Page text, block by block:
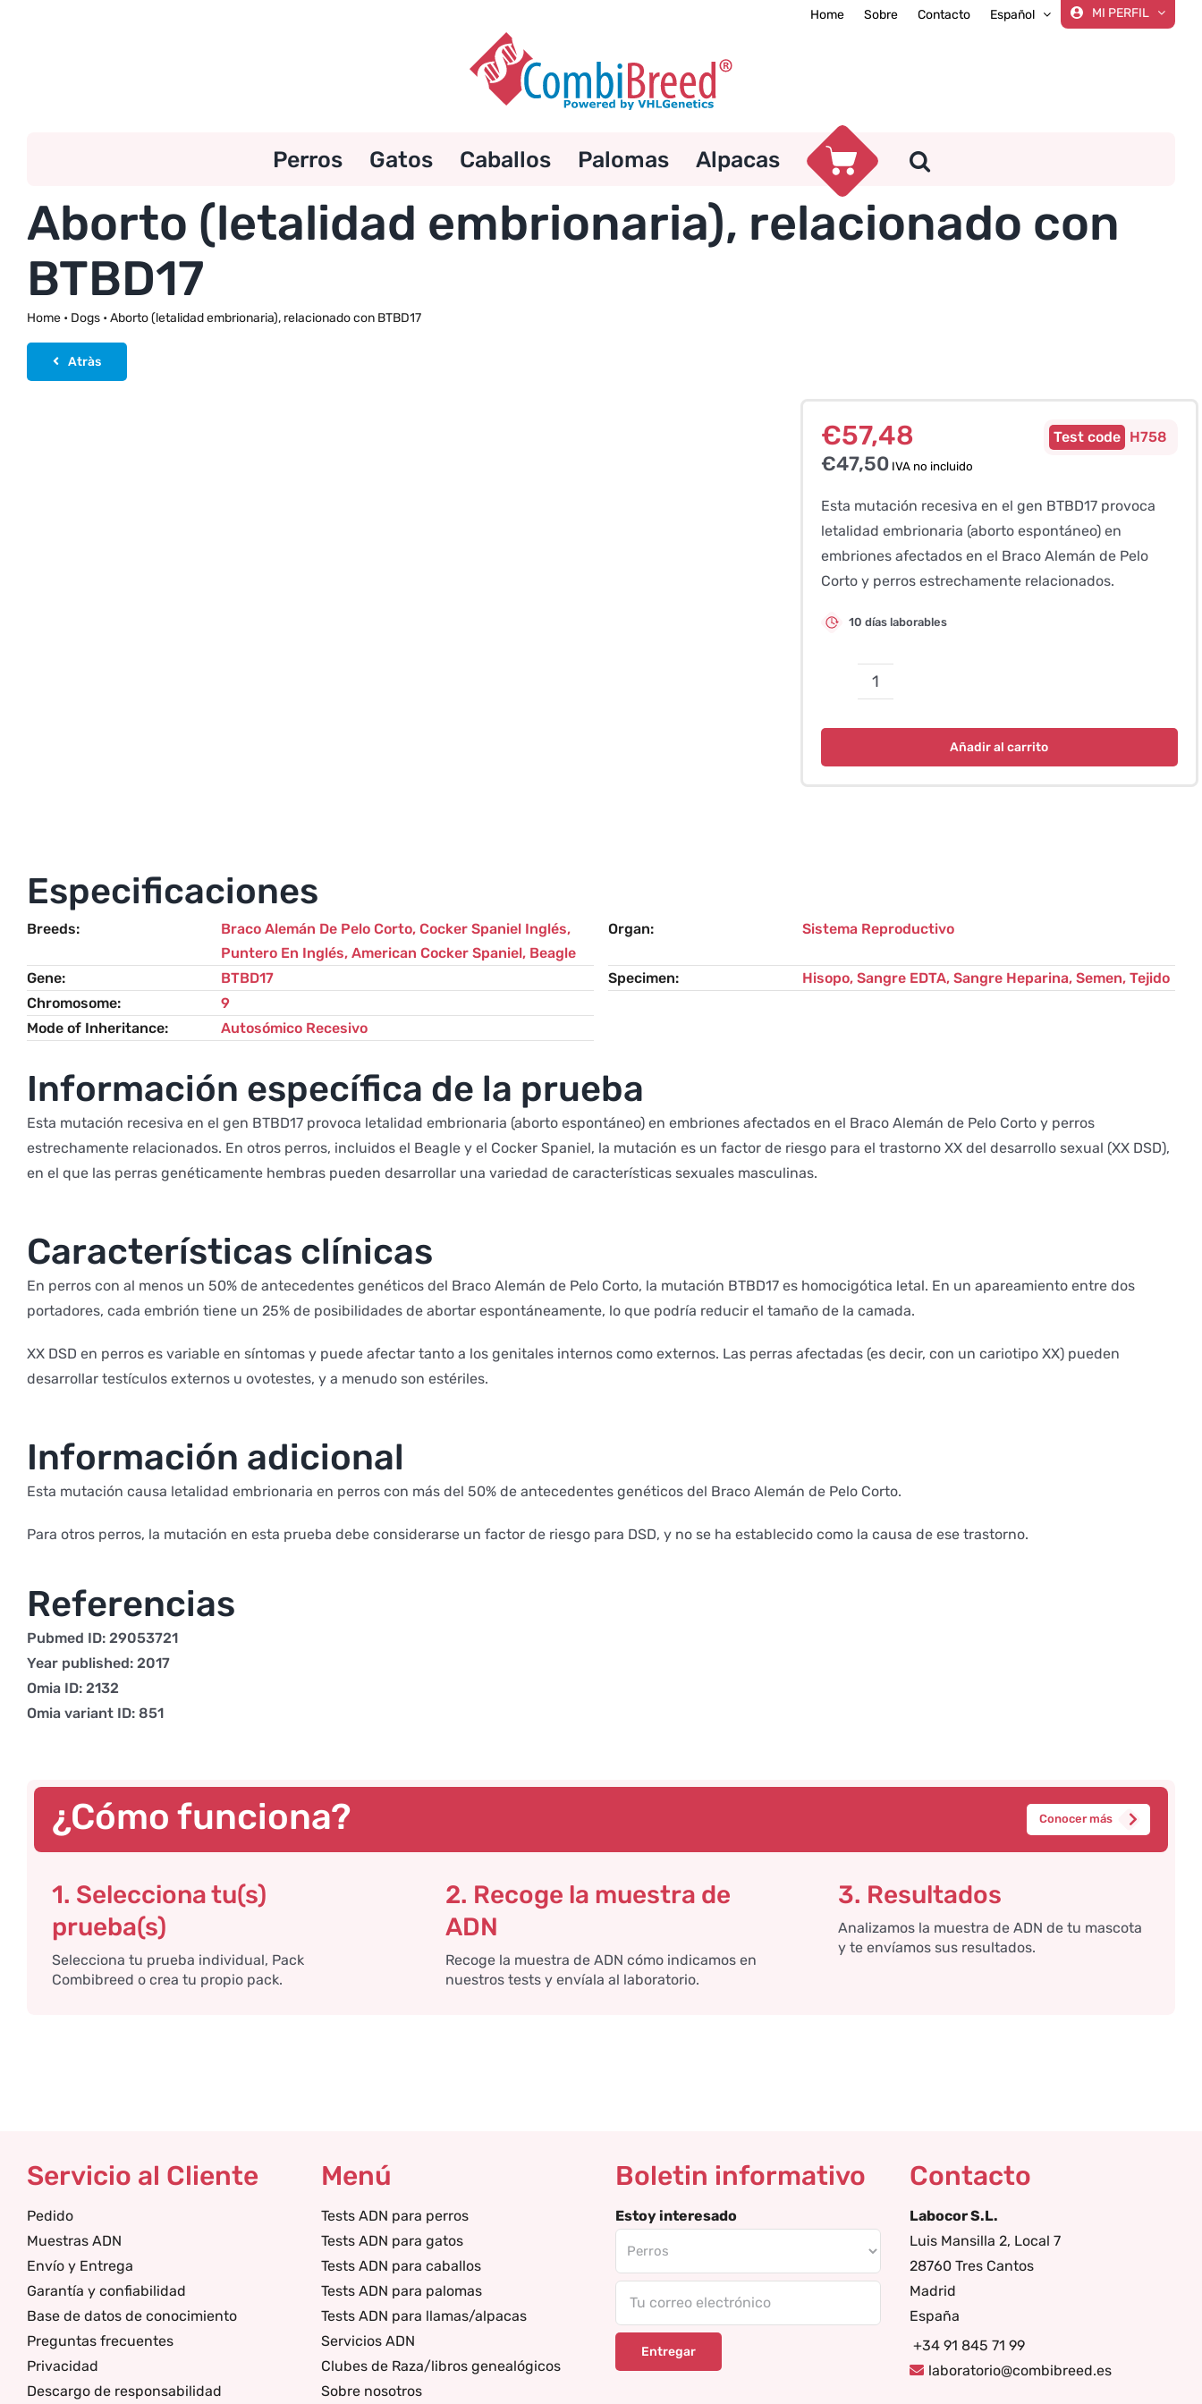
Home Sobre Contacto Español MI PERFIL
Perros Gatos Caballos Palomas Alpacas
Aborto (letalidad embrionaria), relacionado con
BTBD17
Home• Dogs• Aborto (letalidad embrionaria), relacionado con BTBD17
Atràs
€57,48
€47,50IVA no incluido
H758
Esta mutación recesiva en el gen BTBD17 provoca
letalidad embrionaria (aborto espontáneo) en
embriones afectados en el Braco Alemán de Pelo
Corto y perros estrechamente relacionados.
10 días laborables
Aborto
embrionaria),
relacionado
Añadir al carrito
Especificaciones
Breeds Braco Alemán De Pelo Corto, Cocker Spaniel Inglés,
Puntero En Inglés, American Cocker Spaniel, Beagle
Gene
BTBD17
Chromosome
9
Mode of Inheritance
Autosómico Recesivo
Organ Sistema Reproductivo
Specimen Hisopo, Sangre EDTA, Sangre Heparina, Semen, Tejido
Información específica de la prueba
Esta mutación recesiva en el gen BTBD17 provoca letalidad embrionaria (aborto espontáneo) en embriones afectados en el Braco Alemán de Pelo Corto y perros
estrechamente relacionados. En otros perros, incluidos el Beagle y el Cocker Spaniel, la mutación es un factor de riesgo para el trastorno XX del desarrollo sexual (XX DSD),
en el que las perras genéticamente hembras pueden desarrollar una variedad de características sexuales masculinas.
Características clínicas
En perros con al menos un 50% de antecedentes genéticos del Braco Alemán de Pelo Corto, la mutación BTBD17 es homocigótica letal. En un apareamiento entre dos
portadores, cada embrión tiene un 25% de posibilidades de abortar espontáneamente, lo que podría reducir el tamaño de la camada.
XX DSD en perros es variable en síntomas y puede afectar tanto a los genitales internos como externos. Las perras afectadas (es decir, con un cariotipo XX) pueden
desarrollar testículos externos u ovotestes, y a menudo son estériles.
Información adicional
Esta mutación causa letalidad embrionaria en perros con más del 50% de antecedentes genéticos del Braco Alemán de Pelo Corto.
Para otros perros, la mutación en esta prueba debe considerarse un factor de riesgo para DSD, y no se ha establecido como la causa de ese trastorno.
Referencias
Pubmed ID: 29053721
Year published: 2017
Omia ID: 2132
Omia variant ID: 851
¿Cómo funciona? Conocer más
1. Selecciona tu(s)
prueba(s)
Selecciona tu prueba individual, Pack
Combibreed o crea tu propio pack.
2. Recoge la muestra de
ADN
Recoge la muestra de ADN cómo indicamos en
nuestros tests y envíala al laboratorio.
3. Resultados
Analizamos la muestra de ADN de tu mascota
y te envíamos sus resultados.
Servicio al Cliente
Pedido
Muestras ADN
Envío y Entrega
Garantía y confiabilidad
Base de datos de conocimiento
Preguntas frecuentes
Privacidad
Descargo de responsabilidad
Menú
Tests ADN para perros
Tests ADN para gatos
Tests ADN para caballos
Tests ADN para palomas
Tests ADN para llamas/alpacas
Servicios ADN
Clubes de Raza/libros genealógicos
Sobre nosotros
Boletin informativo
Estoy interesado
electrónico
Contacto
Labocor S.L.
Luis Mansilla 2, Local 7
28760 Tres Cantos
Madrid
España
+34 91 845 71 99
laboratorio@combibreed.es